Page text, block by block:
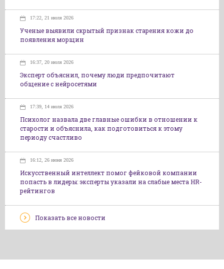
17:22, 21 июля 2026
Ученые выявили скрытый признак старения кожи до
появления морщин
16:37, 20 июля 2026
Эксперт объяснил, почему люди предпочитают
общение с нейросетями
17:39, 14 июля 2026
Психолог назвала две главные ошибки в отношении к
старости и объяснила, как подготовиться к этому
периоду счастливо
16:12, 26 июня 2026
Искусственный интеллект помог фейковой компании
попасть в лидеры: эксперты указали на слабые места HR-
рейтингов
Показать все новости